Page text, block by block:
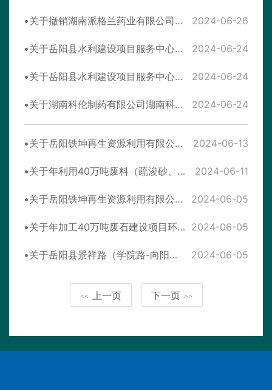
关于撤销湖南派格兰药业有限公司创新制剂与高端用辅料研发生产基地（一期）环境影响报告表批复的公告 2024-06-26
关于岳阳县水利建设项目服务中心岳阳县杨林河山洪沟防洪治理工程等4个环境影响报告表受理情况公示 2024-06-24
关于岳阳县水利建设项目服务中心岳阳县大洞河山洪沟防洪治理工程等4个环境影响报告表 受理情况公示 2024-06-24
关于湖南科伦制药有限公司湖南科伦集约化智能输液生产线建设项目环境影响报告表 受理情况公示 2024-06-24
关于岳阳铁坤再生资源利用有限公司报废农业机械回收拆解项目（1000台/年）环境影响报告表的批复 2024-06-13
关于年利用40万吨废料（疏浚砂、建筑垃圾）建设项目环境影响报告表的批复 2024-06-11
关于岳阳铁坤再生资源利用有限公司报废农业机械回收拆解项目（1000台/年）环境影响报告表拟进行审查的公示 2024-06-05
关于年加工40万吨废石建设项目环境影响报告表的批复 2024-06-05
关于岳阳县景祥路（学院路-向阳巷）、大成路（景祥路-德沁路）道路工程环境影响报告表的批复 2024-06-05
<< 上一页 下一页 >>